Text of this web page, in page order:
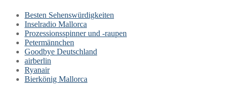
Besten Sehenswürdigkeiten
Inselradio Mallorca
Prozessionsspinner und -raupen
Petermännchen
Goodbye Deutschland
airberlin
Ryanair
Bierkönig Mallorca